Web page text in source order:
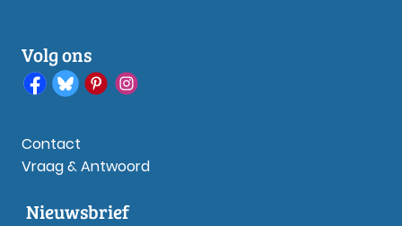
Volg ons
Contact
Vraag & Antwoord
Nieuwsbrief